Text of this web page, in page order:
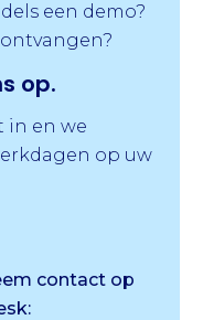
een demo?
op.
in en we
op uw
contact op